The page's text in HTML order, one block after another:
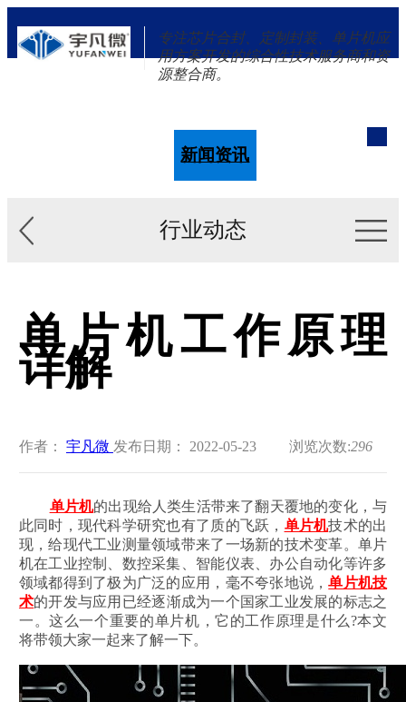
专注芯片合封、定制封装、单片机应
用方案开发的综合性技术服务商和资
源整合商。
新闻资讯
行业动态
单片机工作原理
详解
作者： 宇凡微 发布日期： 2022-05-23 浏览次数:296
单片机的出现给人类生活带来了翻天覆地的变化，与
此同时，现代科学研究也有了质的飞跃， 单片机技术的出
现，给现代工业测量领域带来了一场新的技术变革。单片
机在工业控制、数控采集、智能仪表、办公自动化等许多
领域都得到了极为广泛的应用，毫不夸张地说，单片机技
术的开发与应用已经逐渐成为一个国家工业发展的标志之
一。这么一个重要的单片机，它的工作原理是什么?本文
将带领大家一起来了解一下。